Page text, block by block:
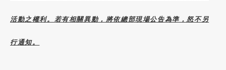
活動之權利。若有相關異動，將依總部現場公告為準，怒不另
行通知。